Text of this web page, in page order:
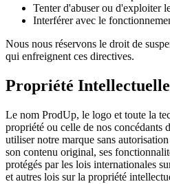
Tenter d'abuser ou d'exploiter
Interférer avec le
Nous nous réservons le droit de
qui enfreignent ces directives.
Propriété Intellectuelle
Le nom ProdUp, le logo et toute la
propriété ou celle de nos concédants
utiliser notre marque sans
son contenu original, ses
protégés par les lois internationales
et autres lois sur la propriété